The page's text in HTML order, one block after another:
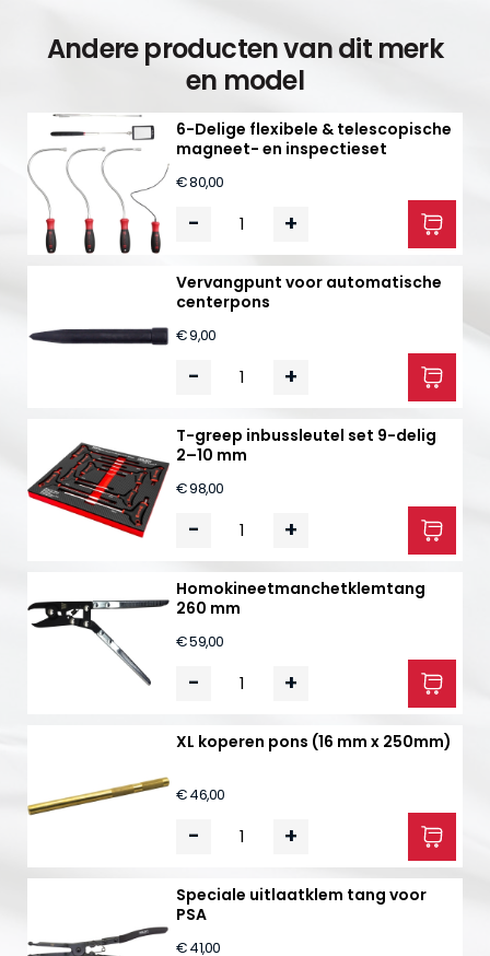
Andere producten van dit merk
en model
6-Delige flexibele & telescopische
magneet- en inspectieset
€ 80,00
- +
Vervangpunt voor automatische
centerpons
€ 9,00
- +
T-greep inbussleutel set 9-delig
2–10 mm
€ 98,00
- +
Homokineetmanchetklemtang
260 mm
€ 59,00
- +
XL koperen pons (16 mm x 250mm)
€ 46,00
- +
Speciale uitlaatklem tang voor
PSA
€ 41,00